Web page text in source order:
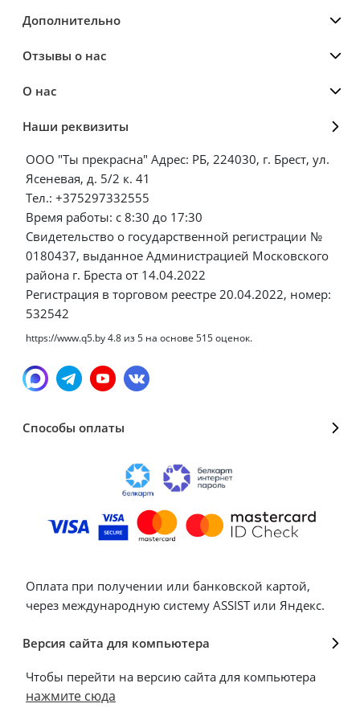
Дополнительно
Отзывы о нас
О нас
Наши реквизиты
ООО "Ты прекрасна" Адрес: РБ, 224030, г. Брест, ул.
Ясеневая, д. 5/2 к. 41
Тел.: +375297332555
Время работы: с 8:30 до 17:30
Свидетельство о государственной регистрации №
0180437, выданное Администрацией Московского
района г. Бреста от 14.04.2022
Регистрация в торговом реестре 20.04.2022, номер:
532542
https://www.q5.by4.8 из5 на основе 515оценок.
Способы оплаты
Оплата при получении или банковской картой,
через международную систему ASSIST или Яндекс.
Версия сайта для компьютера
Чтобы перейти на версию сайта для компьютера
нажмите сюда